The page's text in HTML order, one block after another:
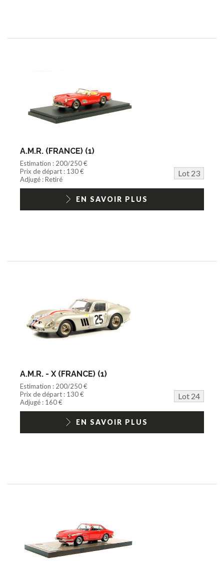
A.M.R. (FRANCE) (1)
Estimation : 200/250 €
Prix de départ : 130 €
Lot 23
Adjugé : Retiré
EN SAVOIR PLUS
A.M.R. - X (FRANCE) (1)
Estimation : 200/250 €
Prix de départ : 130 €
Lot 24
Adjugé : 160 €
EN SAVOIR PLUS